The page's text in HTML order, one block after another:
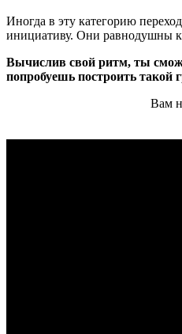
Иногда в эту категорию
инициативу. Они равнодушны к
Вычислив свой ритм, ты
попробуешь построить такой
Вам